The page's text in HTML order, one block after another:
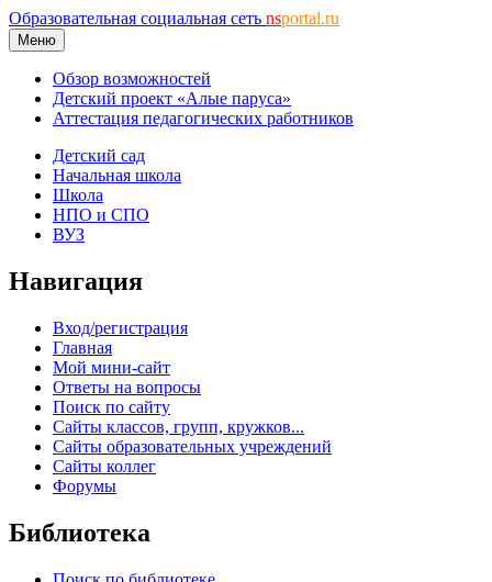
Образовательная социальная сеть nsportal.ru
Меню
Обзор возможностей
Детский проект «Алые паруса»
Аттестация педагогических работников
Детский сад
Начальная школа
Школа
НПО и СПО
ВУЗ
Навигация
Вход/регистрация
Главная
Мой мини-сайт
Ответы на вопросы
Поиск по сайту
Сайты классов, групп, кружков...
Сайты образовательных учреждений
Сайты коллег
Форумы
Библиотека